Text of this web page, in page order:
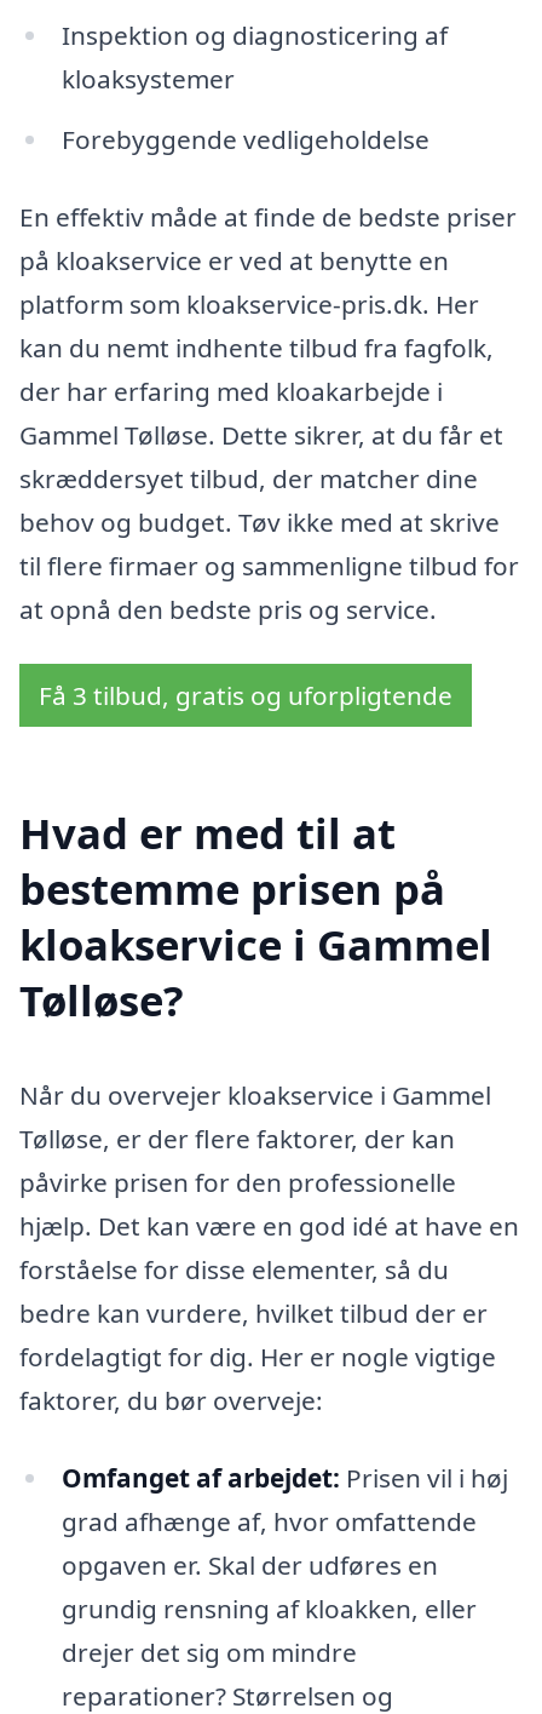
Inspektion og diagnosticering af
kloaksystemer
Forebyggende vedligeholdelse
En effektiv måde at finde de bedste priser
på kloakservice er ved at benytte en
platform som kloakservice-pris.dk. Her
kan du nemt indhente tilbud fra fagfolk,
der har erfaring med kloakarbejde i
Gammel Tølløse. Dette sikrer, at du får et
skræddersyet tilbud, der matcher dine
behov og budget. Tøv ikke med at skrive
til flere firmaer og sammenligne tilbud for
at opnå den bedste pris og service.
Få 3 tilbud, gratis og uforpligtende
Hvad er med til at
bestemme prisen på
kloakservice i Gammel
Tølløse?
Når du overvejer kloakservice i Gammel
Tølløse, er der flere faktorer, der kan
påvirke prisen for den professionelle
hjælp. Det kan være en god idé at have en
forståelse for disse elementer, så du
bedre kan vurdere, hvilket tilbud der er
fordelagtigt for dig. Her er nogle vigtige
faktorer, du bør overveje:
Omfanget af arbejdet: Prisen vil i høj
grad afhænge af, hvor omfattende
opgaven er. Skal der udføres en
grundig rensning af kloakken, eller
drejer det sig om mindre
reparationer? Størrelsen og